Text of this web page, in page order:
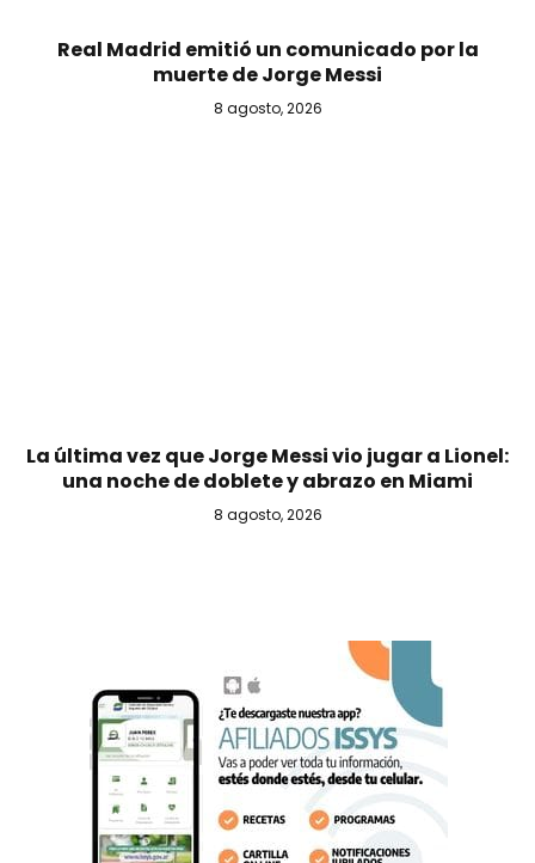
Real Madrid emitió un comunicado por la
muerte de Jorge Messi
8 agosto, 2026
La última vez que Jorge Messi vio jugar a Lionel:
una noche de doblete y abrazo en Miami
8 agosto, 2026